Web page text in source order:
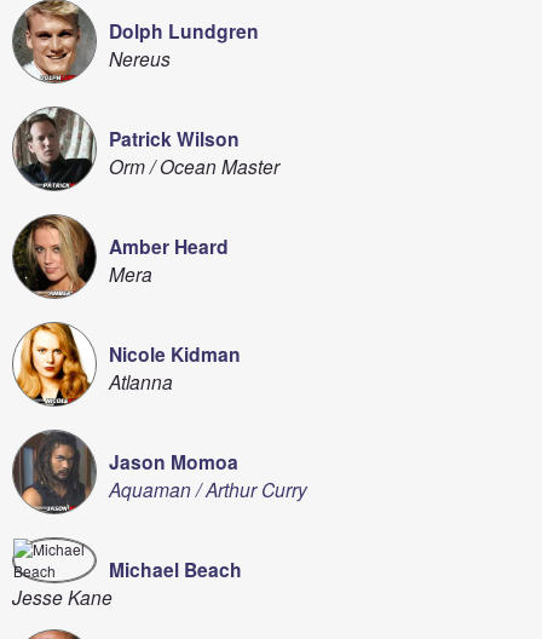
Dolph Lundgren
Nereus
Patrick Wilson
Orm / Ocean Master
Amber Heard
Mera
Nicole Kidman
Atlanna
Jason Momoa
Aquaman / Arthur Curry
Michael Beach
Jesse Kane